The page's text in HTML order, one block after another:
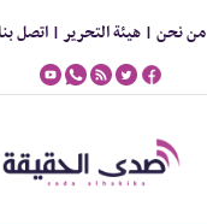
من نحن |هيئة التحرير |اتصل